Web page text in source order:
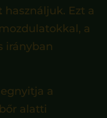
használjuk. Ezt a
a
irányban
a
alatti